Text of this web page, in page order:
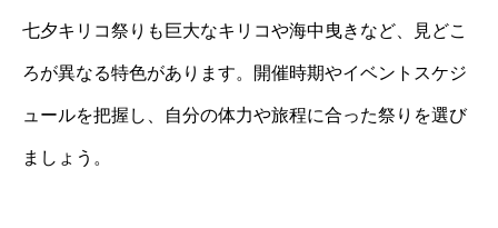
七夕キリコ祭りも巨大なキリコや海中曳きなど、見どこ
ろが異なる特色があります。開催時期やイベントスケジ
ュールを把握し、自分の体力や旅程に合った祭りを選び
ましょう。